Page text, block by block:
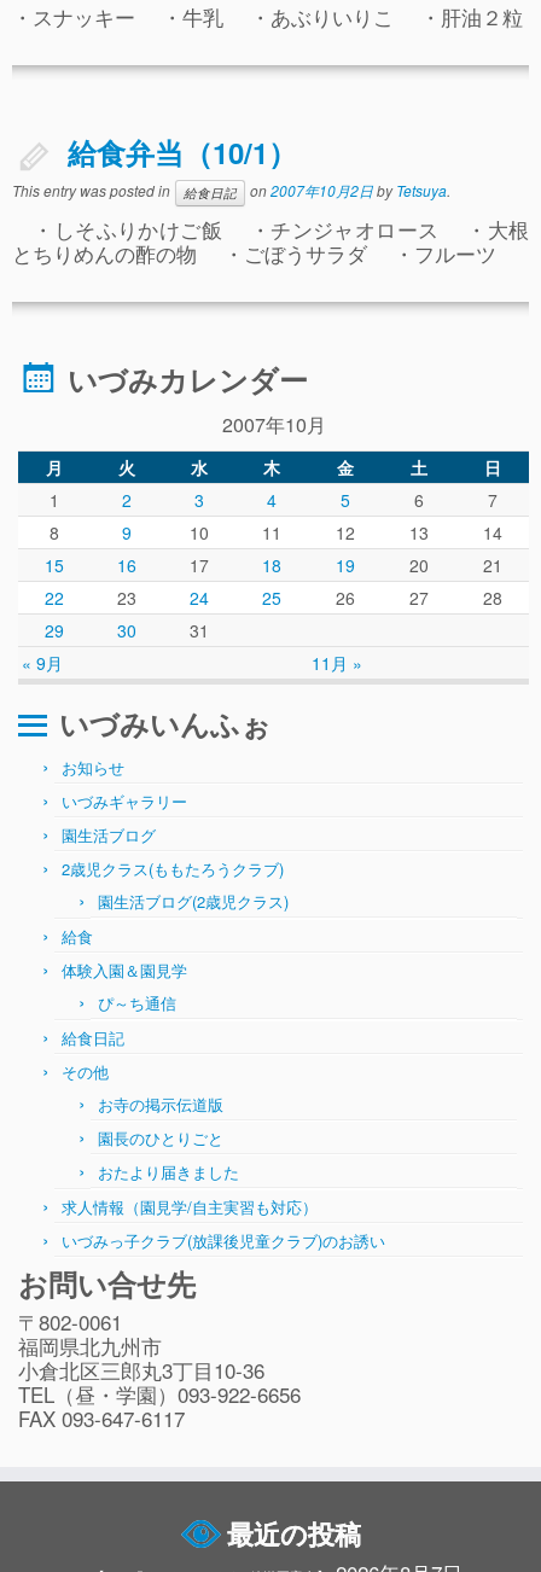
・スナッキー ・牛乳 ・あぶりいりこ ・肝油２粒
給食弁当（10/1）
This entry was posted in 給食日記 on2007年10月2日byTetsuya.
・しそふりかけご飯 ・チンジャオロース ・大根
とちりめんの酢の物 ・ごぼうサラダ ・フルーツ
いづみカレンダー
2007年10月
月 火 水 木 金 土 日
« 9月 11月 »
1 2 3 4 5 6
7
8
9 10 11 12 13
14
15
16 17 18 19 20
21
22
23 24 25 26 27
28
29
30 31
いづみいんふぉ
お知らせ
いづみギャラリー
園生活ブログ
2歳児クラス(ももたろうクラブ)
園生活ブログ(2歳児クラス)
給食
体験入園＆園見学
ぴ～ち通信
給食日記
その他
お寺の掲示伝道版
園長のひとりごと
おたより届きました
求人情報（園見学/自主実習も対応）
いづみっ子クラブ(放課後児童クラブ)のお誘い
お問い合せ先
〒802-0061
福岡県北九州市
小倉北区三郎丸3丁目10-36
TEL（昼・学園）093-922-6656
FAX 093-647-6117
最近の投稿